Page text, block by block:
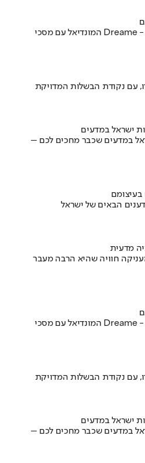
עם נקודת הבשלות המדויקת
ישראל במדעים
במדעים שכבר מחכים לכם –
בעיצומם
הבאים של ישראל
מדעית
חוויה שהיא הרבה מעבר
עם נקודת הבשלות המדויקת
ישראל במדעים
במדעים שכבר מחכים לכם –